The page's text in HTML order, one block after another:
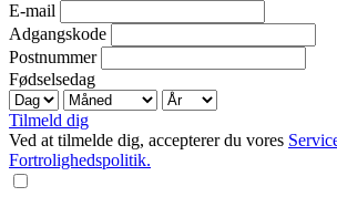
E-mail
Adgangskode
Postnummer
Fødselsedag
Tilmeld dig
Ved at tilmelde dig, accepterer du vores
Fortrolighedspolitik.